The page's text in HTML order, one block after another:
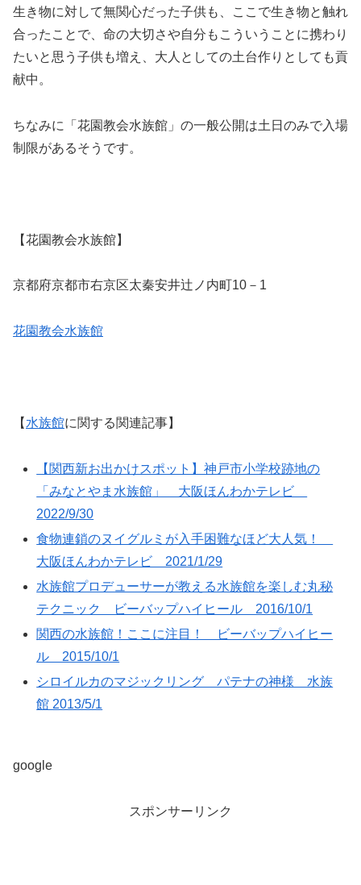
生き物に対して無関心だった子供も、ここで生き物と触れ
合ったことで、命の大切さや自分もこういうことに携わり
たいと思う子供も増え、大人としての土台作りとしても貢
献中。
ちなみに「花園教会水族館」の一般公開は土日のみで入場
制限があるそうです。
【花園教会水族館】
京都府京都市右京区太秦安井辻ノ内町10－1
花園教会水族館
【 水族館に関する関連記事】
【関西新お出かけスポット】神戸市小学校跡地の
「みなとやま水族館」 大阪ほんわかテレビ
2022/9/30
食物連鎖のヌイグルミが入手困難なほど大人気！
大阪ほんわかテレビ 2021/1/29
水族館プロデューサーが教える水族館を楽しむ丸秘
テクニック ビーバップハイヒール 2016/10/1
関西の水族館！ここに注目！ ビーバップハイヒー
ル 2015/10/1
シロイルカのマジックリング パテナの神様 水族
館 2013/5/1
google
スポンサーリンク